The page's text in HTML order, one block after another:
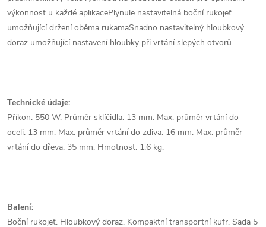
výkonnost u každé aplikacePlynule nastavitelná boční rukojeť
umožňující držení oběma rukamaSnadno nastavitelný hloubkový
doraz umožňující nastavení hloubky při vrtání slepých otvorů
Technické údaje:
Příkon: 550 W. Průměr sklíčidla: 13 mm. Max. průměr vrtání do
oceli: 13 mm. Max. průměr vrtání do zdiva: 16 mm. Max. průměr
vrtání do dřeva: 35 mm. Hmotnost: 1.6 kg.
Balení:
Boční rukojeť. Hloubkový doraz. Kompaktní transportní kufr. Sada 5